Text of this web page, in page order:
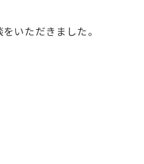
いただきました。